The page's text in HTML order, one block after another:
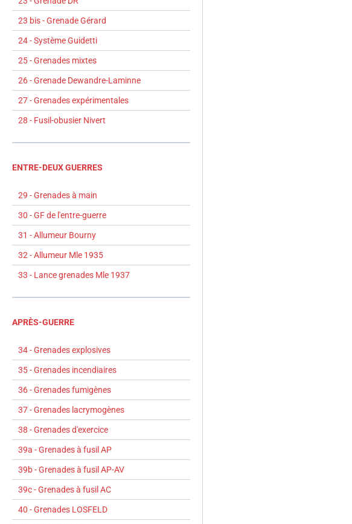
23 bis - Grenade Gérard
24 - Système Guidetti
25 - Grenades mixtes
26 - Grenade Dewandre-Laminne
27 - Grenades expérimentales
28 - Fusil-obusier Nivert
ENTRE-DEUX GUERRES
29 - Grenades à main
30 - GF de l'entre-guerre
31 - Allumeur Bourny
32 - Allumeur Mle 1935
33 - Lance grenades Mle 1937
APRÈS-GUERRE
34 - Grenades explosives
35 - Grenades incendiaires
36 - Grenades fumigènes
37 - Grenades lacrymogènes
38 - Grenades d'exercice
39a - Grenades à fusil AP
39b - Grenades à fusil AP-AV
39c - Grenades à fusil AC
40 - Grenades LOSFELD